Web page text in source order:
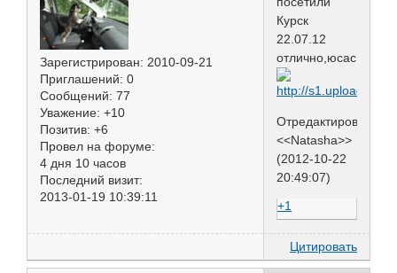
Зарегистрирован: 2010-09-21
Приглашений: 0
Сообщений: 77
Уважение: +10
Позитив: +6
Провел на форуме:
4 дня 10 часов
Последний визит:
2013-01-19 10:39:11
Курск
22.07.12
отлично,юсас,ЛЮ
Отредактировано
<<Natasha>>
(2012-10-22
20:49:07)
+1
Цитировать